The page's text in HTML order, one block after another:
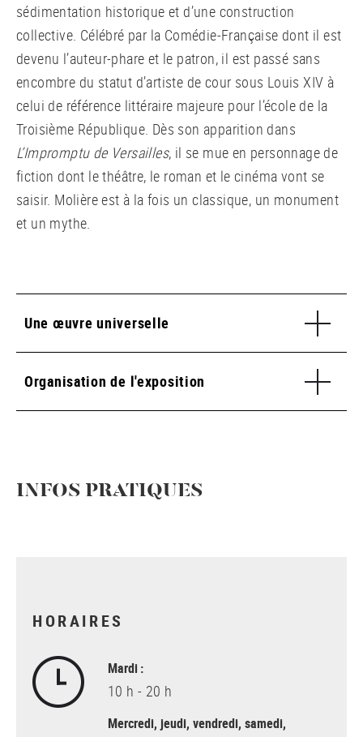
sédimentation historique et d’une construction
collective. Célébré par la Comédie-Française dont il est
devenu l’auteur-phare et le patron, il est passé sans
encombre du statut d’artiste de cour sous Louis XIV à
celui de référence littéraire majeure pour l’école de la
Troisième République. Dès son apparition dans
L’Impromptu de Versailles, il se mue en personnage de
fiction dont le théâtre, le roman et le cinéma vont se
saisir. Molière est à la fois un classique, un monument
et un mythe.
Une œuvre universelle
Organisation de l'exposition
INFOS PRATIQUES
HORAIRES
Mardi :
10 h - 20 h
Mercredi, jeudi, vendredi, samedi,